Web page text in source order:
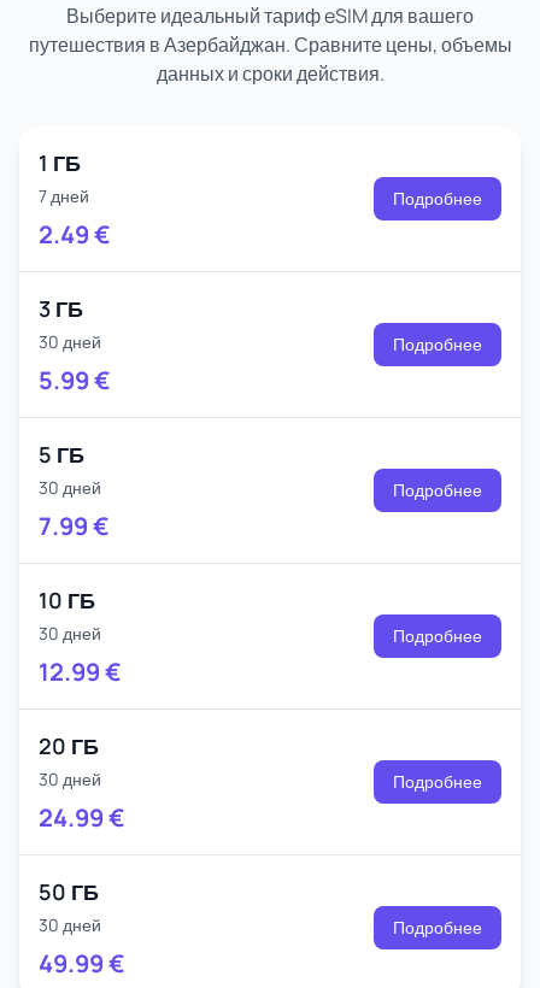
Выберите идеальный тариф eSIM для вашего
путешествия в Азербайджан. Сравните цены, объемы
данных и сроки действия.
1 ГБ
7 дней
2.49€
Подробнее
3 ГБ
30 дней
5.99€
Подробнее
5 ГБ
30 дней
7.99€
Подробнее
10 ГБ
30 дней
12.99€
Подробнее
20 ГБ
30 дней
24.99€
Подробнее
50 ГБ
30 дней
49.99€
Подробнее